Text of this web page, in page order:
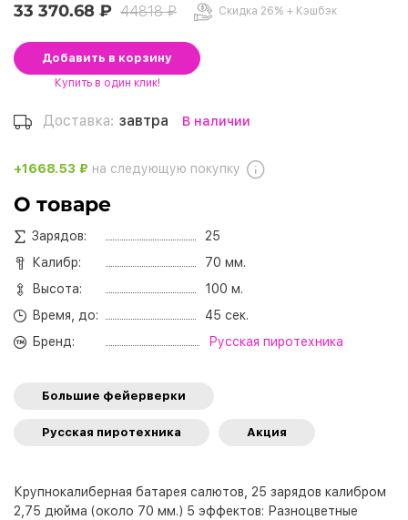
33 370.68 ₽ 44818 ₽ Скидка 26% + Кэшбэк
Добавить в корзину
Купить в один клик!
Доставка: завтра В наличии
+1668.53 ₽ на следующую покупку
О товаре
Зарядов:
25
Калибр:
70 мм.
Высота:
100 м.
Время, до:
45 сек.
Бренд:
Русская пиротехника
Большие фейерверки
Русская пиротехника Акция
Крупнокалиберная батарея салютов, 25 зарядов калибром
2,75 дюйма (около 70 мм.) 5 эффектов: Разноцветные